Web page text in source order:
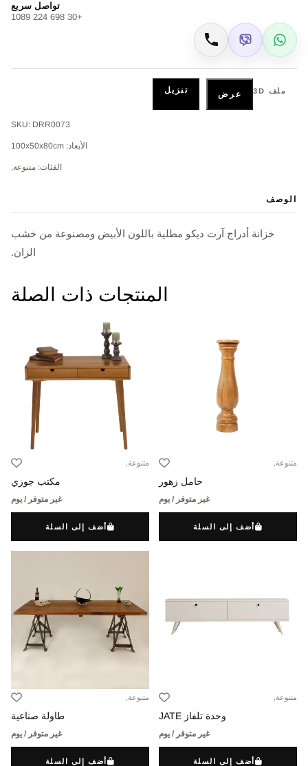
تواصل سريع
+30 698 224 1089
WhatsApp
Viber اتصال
ملف 3D عرض تنزيل
SKU: DRR0073
الأبعاد: 100x50x80cm
الفئات: متنوعة,
الوصف
خزانة أدراج آرت ديكو مطلية باللون الأبيض ومصنوعة من خشب
الزان.
المنتجات ذات الصلة
متنوعة,
حامل زهور
غير متوفر / يوم
أضف إلى السلة
متنوعة,
مكتب جوزي
غير متوفر / يوم
أضف إلى السلة
متنوعة,
وحدة تلفاز JATE
غير متوفر / يوم
أضف إلى السلة
متنوعة,
طاولة صناعية
غير متوفر / يوم
أضف إلى السلة